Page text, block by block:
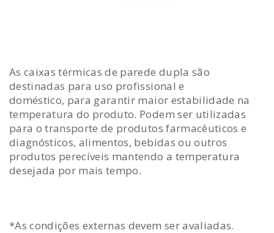
As caixas térmicas de parede dupla são
destinadas para uso profissional e
doméstico, para garantir maior estabilidade na
temperatura do produto. Podem ser utilizadas
para o transporte de produtos farmacêuticos e
diagnósticos, alimentos, bebidas ou outros
produtos perecíveis mantendo a temperatura
desejada por mais tempo.
*As condições externas devem ser avaliadas.